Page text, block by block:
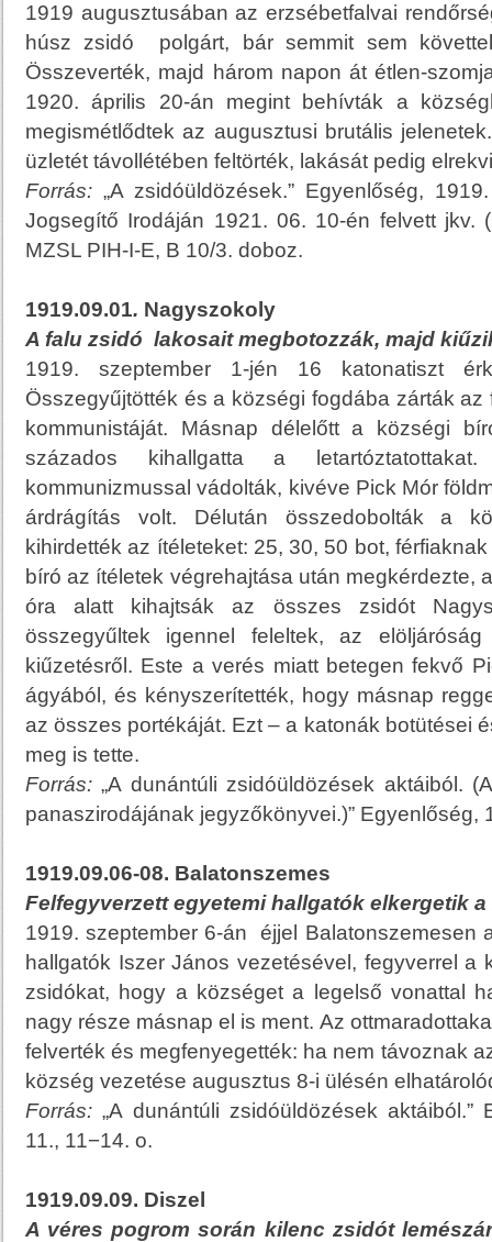
1919 augusztusában az erzsébetfalvai
húsz zsidó polgárt, bár semmit sem
Összeverték, majd három napon át étlen-
1920. április 20-án megint behívták a
megismétlődtek az augusztusi brutális
üzletét távollétében feltörték, lakását pedig
Forrás: „A zsidóüldözések.” Egyenlőség,
Jogsegítő Irodáján 1921. 06. 10-én felvett jkv.
MZSL PIH-I-E, B 10/3. doboz.
1919.09.01. Nagyszokoly
A falu zsidó lakosait megbotozzák, majd
1919. szeptember 1-jén 16 katonatiszt
Összegyűjtötték és a községi fogdába zárták
kommunistáját. Másnap délelőtt a községi
százados kihallgatta a
kommunizmussal vádolták, kivéve Pick Mór
árdrágítás volt. Délután összedobolták a
kihirdették az ítéleteket: 25, 30, 50 bot,
bíró az ítéletek végrehajtása után megkérdezte,
óra alatt kihajtsák az összes zsidót
összegyűltek igennel feleltek, az
kiűzetésről. Este a verés miatt betegen fekvő
ágyából, és kényszerítették, hogy másnap
az összes portékáját. Ezt – a katonák botütései
meg is tette.
Forrás:„A dunántúli zsidóüldözések aktáiból.
panaszirodájának jegyzőkönyvei.)” Egyenlőség,
1919.09.06-08. Balatonszemes
Felfegyverzett egyetemi hallgatók elkergetik
1919. szeptember 6-án éjjel Balatonszemesen
hallgatók Iszer János vezetésével, fegyverrel a
zsidókat, hogy a községet a legelső vonattal
nagy része másnap el is ment. Az
felverték és megfenyegették: ha nem távoznak
község vezetése augusztus 8-i ülésén
Forrás:„A dunántúli zsidóüldözések aktáiból.”
11., 11−14. o.
1919.09.09. Diszel
A véres pogrom során kilenc zsidót